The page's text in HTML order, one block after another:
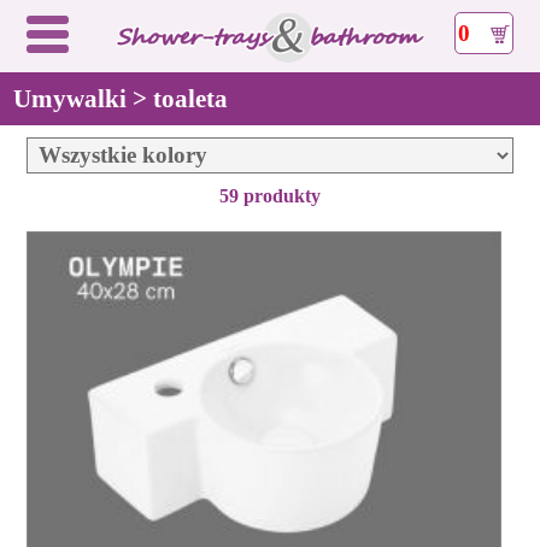
0
Umywalki > toaleta
59 produkty